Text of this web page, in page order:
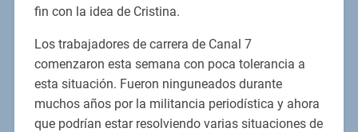
fin con la idea de Cristina.
Los trabajadores de carrera de Canal 7
comenzaron esta semana con poca tolerancia a
esta situación. Fueron ninguneados durante
muchos años por la militancia periodística y ahora
que podrían estar resolviendo varias situaciones de